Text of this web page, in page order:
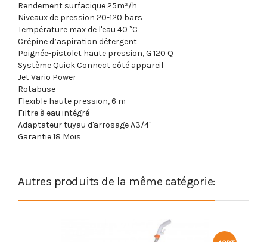
Rendement surfacique 25m²/h
Niveaux de pression 20-120 bars
Température max de l'eau 40 °C
Crépine d’aspiration détergent
Poignée-pistolet haute pression, G 120 Q
Système Quick Connect côté appareil
Jet Vario Power
Rotabuse
Flexible haute pression, 6 m
Filtre à eau intégré
Adaptateur tuyau d'arrosage A3/4"
Garantie 18 Mois
Autres produits de la même catégorie: